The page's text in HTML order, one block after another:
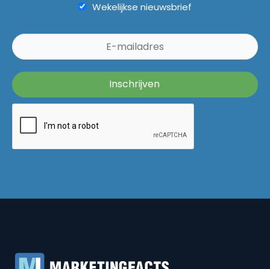
Wekelijkse nieuwsbrief